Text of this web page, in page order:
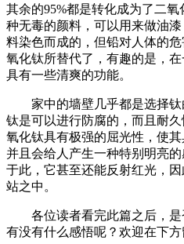
其余的95%都是转化成为了二
种无毒的颜料，可以用来做油
料染色而成的，但铅对人体的
氧化钛所替代了，有趣的是，
具有一些清爽的功能。
家中的墙壁几乎都是选择
钛是可以进行防腐的，而且耐
氧化钛具有极强的屈光性，使
并且会给人产生一种特别明亮
于此，它甚至还能反射红光，
站之中。
各位读者看完此篇之后，
有没有什么感悟呢？欢迎在下方